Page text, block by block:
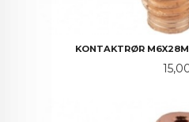
KONTAKTRØR
Pris